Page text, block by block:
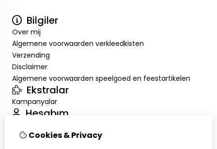
Bilgiler
Over mij
Algemene voorwaarden verkleedkisten
Verzending
Disclaimer
Algemene voorwaarden speelgoed en feestartikelen
Ekstralar
Kampanyalar
Hesabım
Sipariş Geçmişim
Cookies & Privacy